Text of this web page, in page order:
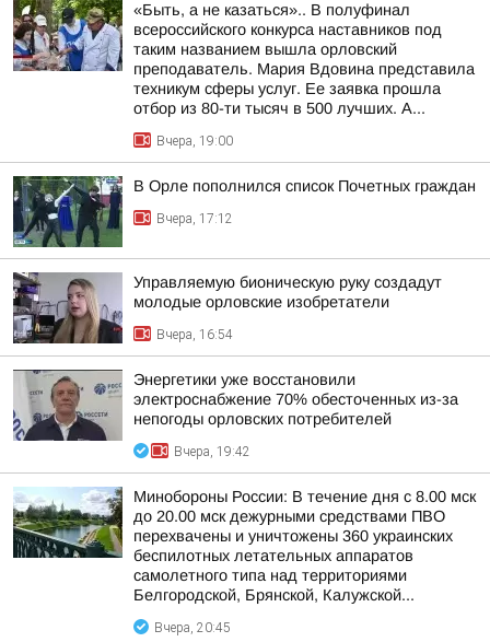
«Быть, а не казаться».. В полуфинал
всероссийского конкурса наставников под
таким названием вышла орловский
преподаватель. Мария Вдовина представила
техникум сферы услуг. Ее заявка прошла
отбор из 80-ти тысяч в 500 лучших. А...
Вчера, 19:00
В Орле пополнился список Почетных граждан
Вчера, 17:12
Управляемую бионическую руку создадут
молодые орловские изобретатели
Вчера, 16:54
Энергетики уже восстановили
электроснабжение 70% обесточенных из-за
непогоды орловских потребителей
Вчера, 19:42
Минобороны России: В течение дня с 8.00 мск
до 20.00 мск дежурными средствами ПВО
перехвачены и уничтожены 360 украинских
беспилотных летательных аппаратов
самолетного типа над территориями
Белгородской, Брянской, Калужской...
Вчера, 20:45